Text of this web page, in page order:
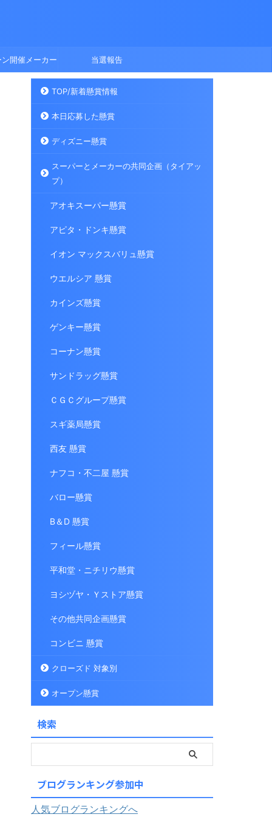
開催メーカー 当選報告
TOP/新着懸賞情報
本日応募した懸賞
ディズニー懸賞
スーパーとメーカーの共同企画（タイアッ
プ）
アオキスーパー懸賞
アピタ・ドンキ懸賞
イオン マックスバリュ懸賞
ウエルシア 懸賞
カインズ懸賞
ゲンキー懸賞
コーナン懸賞
サンドラッグ懸賞
ＣＧＣグループ懸賞
スギ薬局懸賞
西友 懸賞
ナフコ・不二屋 懸賞
バロー懸賞
B＆D 懸賞
フィール懸賞
平和堂・ニチリウ懸賞
ヨシヅヤ・Ｙストア懸賞
その他共同企画懸賞
コンビニ 懸賞
クローズド 対象別
オープン懸賞
検索
ブログランキング参加中
人気ブログランキングへ